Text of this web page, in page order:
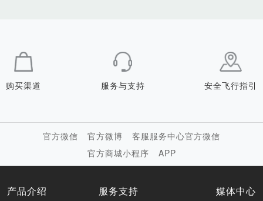
购买渠道 服务与支持 安全飞行指引
官方微信 官方微博
客服服务中心官方微信
官方商城小程序
APP
产品介绍 服务支持 媒体中心